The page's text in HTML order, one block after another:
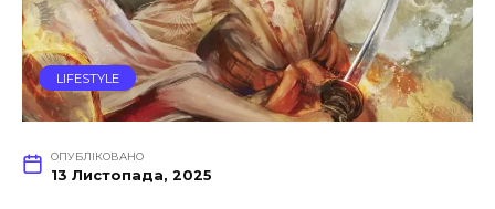
LIFESTYLE
ОПУБЛІКОВАНО
13 Листопада, 2025